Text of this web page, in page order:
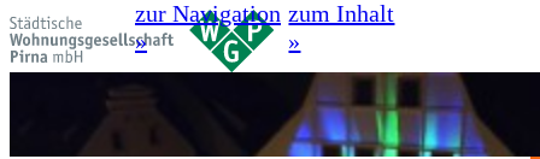
zur Navigation
»
zum Inhalt
»